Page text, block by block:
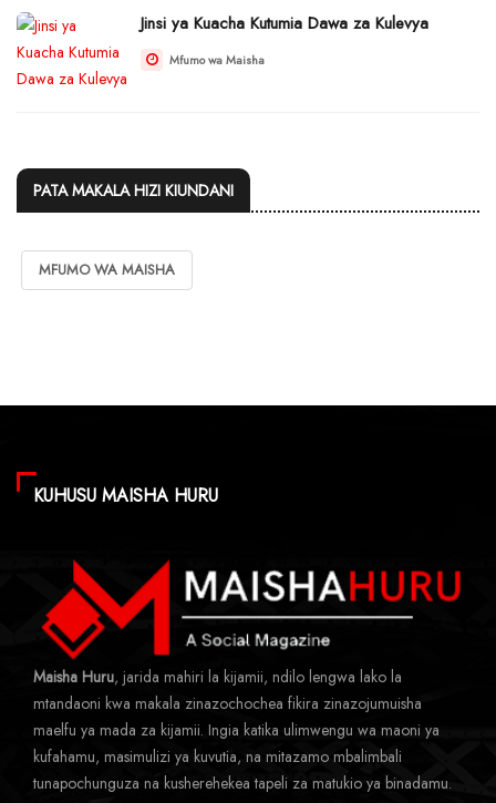
Jinsi ya Kuacha Kutumia Dawa za Kulevya
Mfumo wa Maisha
PATA MAKALA HIZI KIUNDANI
MFUMO WA MAISHA
KUHUSU MAISHA HURU
Maisha Huru, jarida mahiri la kijamii, ndilo lengwa lako la
mtandaoni kwa makala zinazochochea fikira zinazojumuisha
maelfu ya mada za kijamii. Ingia katika ulimwengu wa maoni ya
kufahamu, masimulizi ya kuvutia, na mitazamo mbalimbali
tunapochunguza na kusherehekea tapeli za matukio ya binadamu.